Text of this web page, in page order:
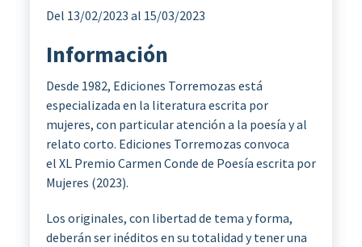
Del 13/02/2023 al 15/03/2023
Información
Desde 1982, Ediciones Torremozas está
especializada en la literatura escrita por
mujeres, con particular atención a la poesía y al
relato corto. Ediciones Torremozas convoca
el XL Premio Carmen Conde de Poesía escrita por
Mujeres (2023).
Los originales, con libertad de tema y forma,
deberán ser inéditos en su totalidad y tener una